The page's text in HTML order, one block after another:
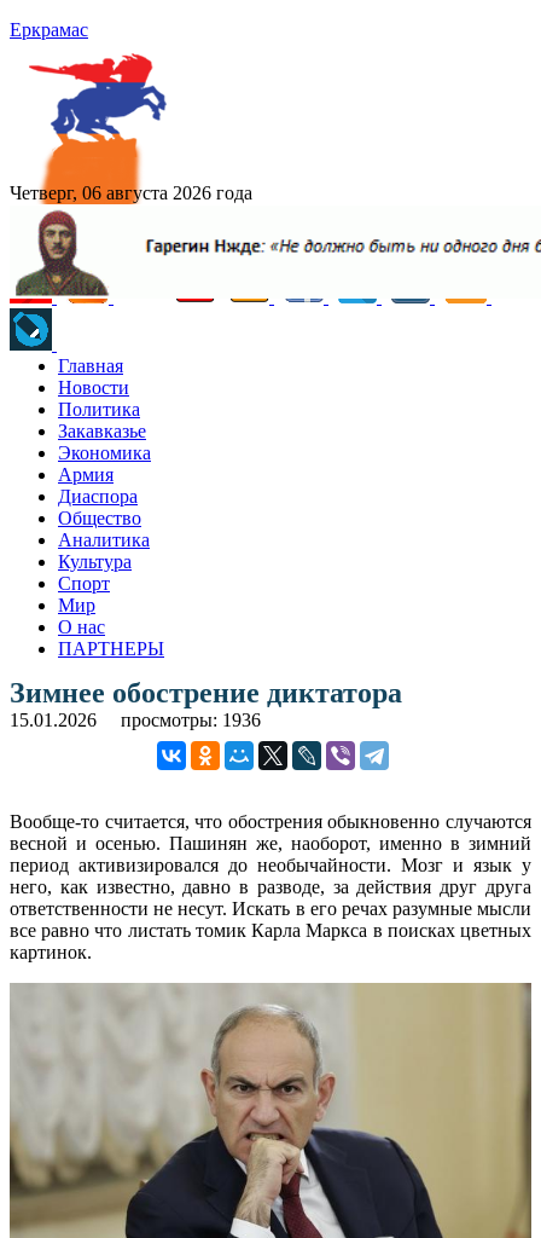
Еркрамас
Четверг, 06 августа 2026 года
Главная
Новости
Политика
Закавказье
Экономика
Армия
Диаспора
Общество
Аналитика
Культура
Спорт
Мир
О нас
ПАРТНЕРЫ
Зимнее обострение диктатора
15.01.2026 просмотры: 1936
Вообще-то считается, что обострения обыкновенно случаются
весной и осенью. Пашинян же, наоборот, именно в зимний
период активизировался до необычайности. Мозг и язык у
него, как известно, давно в разводе, за действия друг друга
ответственности не несут. Искать в его речах разумные мысли
все равно что листать томик Карла Маркса в поисках цветных
картинок.